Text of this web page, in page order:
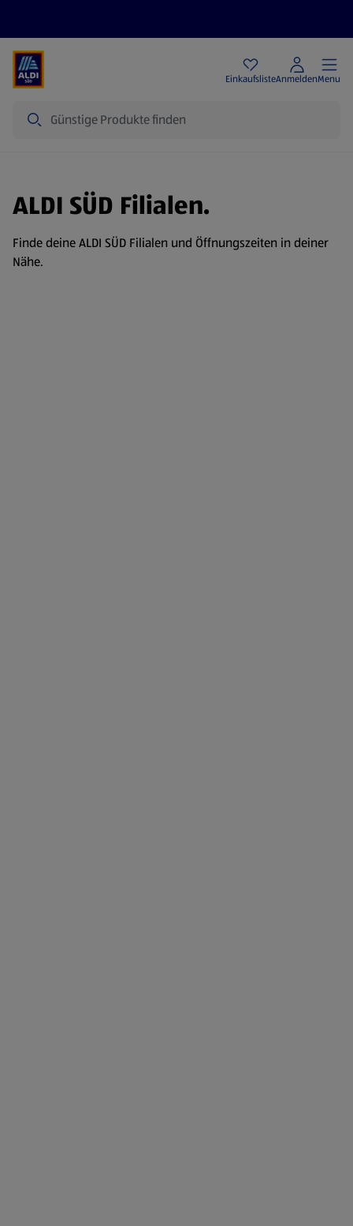
EinkaufslisteAnmeldenMenu
ALDI SÜD Filialen.
Finde deine ALDI SÜD Filialen und Öffnungszeiten in deiner
Nähe.